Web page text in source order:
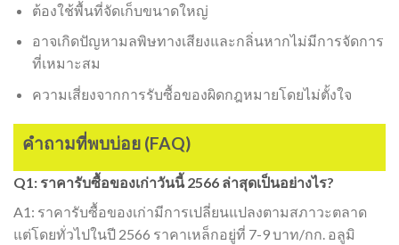
ต้องใช้พื้นที่จัดเก็บขนาดใหญ่
อาจเกิดปัญหามลพิษทางเสียงและกลิ่นหากไม่มีการจัดการ
ที่เหมาะสม
ความเสี่ยงจากการรับซื้อของผิดกฎหมายโดยไม่ตั้งใจ
คำถามที่พบบ่อย (FAQ)
Q1: ราคารับซื้อของเก่าวันนี้ 2566 ล่าสุดเป็นอย่างไร?
A1: ราคารับซื้อของเก่ามีการเปลี่ยนแปลงตามสภาวะตลาด
แต่โดยทั่วไปในปี 2566 ราคาเหล็กอยู่ที่ 7-9 บาท/กก. อลูมิ